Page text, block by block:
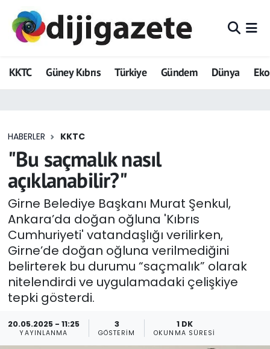
KKTC Güney Kıbrıs Türkiye Gündem Dünya
HABERLER KKTC
"Bu saçmalık nasıl
açıklanabilir?"
Girne Belediye Başkanı Murat Şenkul,
Ankara’da doğan oğluna 'Kıbrıs
Cumhuriyeti' vatandaşlığı verilirken,
Girne’de doğan oğluna verilmediğini
belirterek bu durumu “saçmalık” olarak
nitelendirdi ve uygulamadaki çelişkiye
tepki gösterdi.
20.05.2025 - 11:25
YAYINLANMA
3
GÖSTERIM
1 DK
OKUNMA SÜRESI
ADVERTORIAL
Dijigazete
Eğitim
Ekonomi
Foto Galeri
GEZİ
Güncel
Gündem
KKTC
Hava Durumu
Trafik Durumu
Tüm Manşetler
Son Dakika Haberleri
Haber Arşivi